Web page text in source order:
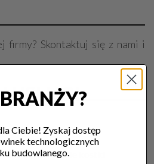
firmy? Skontaktuj się z nami i
I USŁUGI
układanie kostki
Ciebie! Zyskaj dostęp
technologicznych
budowlanego.